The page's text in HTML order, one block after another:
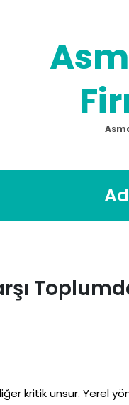
kritik unsur. Yerel